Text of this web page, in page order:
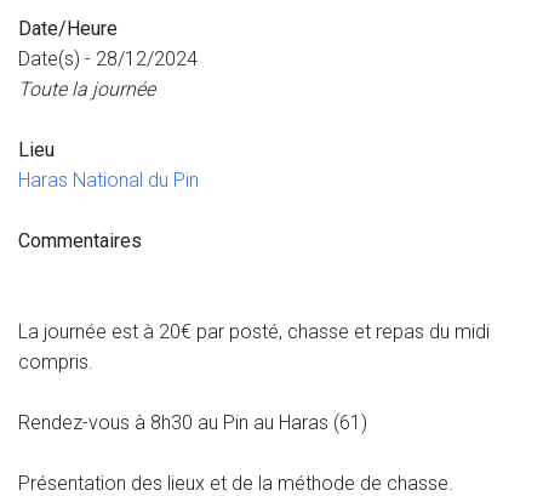
Date/Heure
Date(s) - 28/12/2024
Toute la journée
Lieu
Haras National du Pin
Commentaires
La journée est à 20€ par posté, chasse et repas du midi
compris.
Rendez-vous à 8h30 au Pin au Haras (61)
Présentation des lieux et de la méthode de chasse.